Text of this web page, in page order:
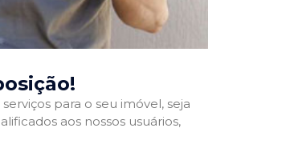
para o seu imóvel, seja
aos nossos usuários,